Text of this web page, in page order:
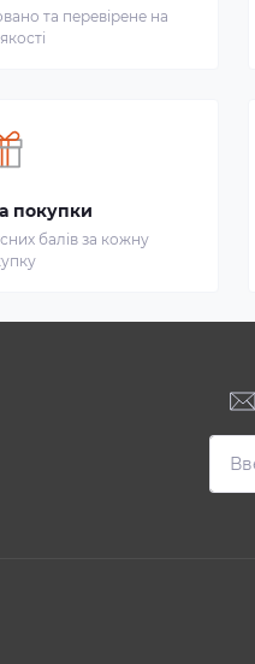
та перевірене на
покупки
балів за кожну